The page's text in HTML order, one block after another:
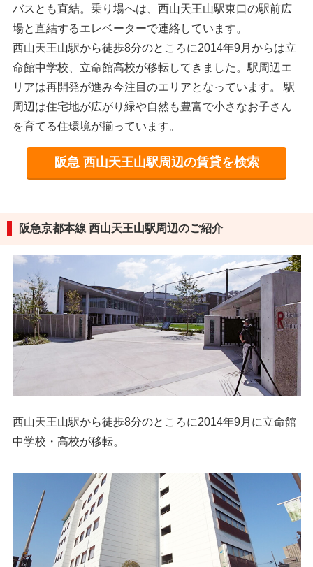
バスとも直結。乗り場へは、西山天王山駅東口の駅前広
場と直結するエレベーターで連絡しています。
西山天王山駅から徒歩8分のところに2014年9月からは立
命館中学校、立命館高校が移転してきました。駅周辺エ
リアは再開発が進み今注目のエリアとなっています。 駅
周辺は住宅地が広がり緑や自然も豊富で小さなお子さん
を育てる住環境が揃っています。
阪急 西山天王山駅周辺の賃貸を検索
阪急京都本線 西山天王山駅周辺のご紹介
西山天王山駅から徒歩8分のところに2014年9月に立命館
中学校・高校が移転。